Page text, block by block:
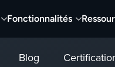
Fonctionnalités
Blog